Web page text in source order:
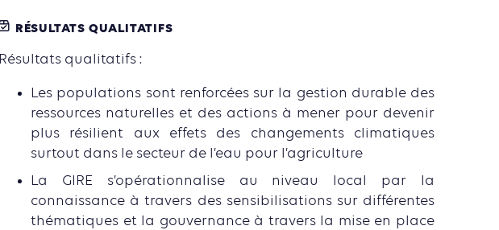
RÉSULTATS QUALITATIFS
Résultats qualitatifs :
Les populations sont renforcées sur la gestion durable des
ressources naturelles et des actions à mener pour devenir
plus résilient aux effets des changements climatiques
surtout dans le secteur de l’eau pour l’agriculture
La GIRE s’opérationnalise au niveau local par la
connaissance à travers des sensibilisations sur différentes
thématiques et la gouvernance à travers la mise en place